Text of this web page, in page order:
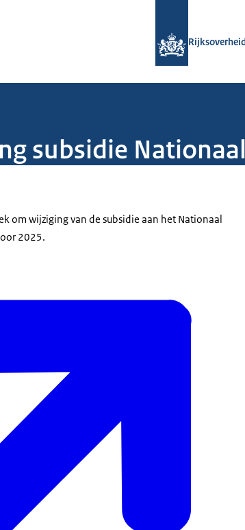
subsidie
om wijziging van de subsidie aan het Nationaal
2025.